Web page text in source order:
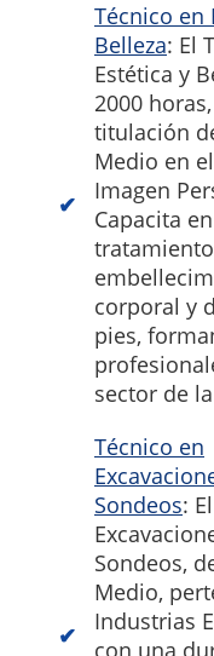
Técnico en
Belleza: El
Estética y
2000
titulación
Medio en
Imagen
Capacita
corporal y
pies,
sector de
Técnico en
Sondeos:
Sondeos,
Medio,
Industrias